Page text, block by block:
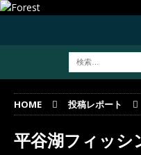
HOME 投稿レポート
平谷湖フィッシ